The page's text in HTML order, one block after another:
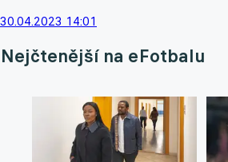
30.04.2023 14:01
Nejčtenější na eFotbalu